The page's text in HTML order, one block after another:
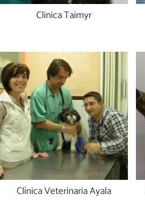
Clinica Taimyr
Clínica Veterinaria Ayala